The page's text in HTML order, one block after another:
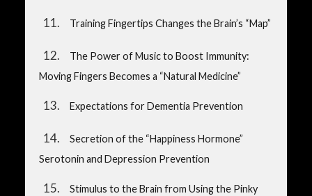
11 Training Fingertips Changes the Brain’s “Map”
12
The Power of Music to Boost Immunity:
Moving Fingers Becomes a “Natural Medicine”
13 Expectations for Dementia Prevention
14
Secretion of the “Happiness Hormone”
Serotonin and Depression Prevention
15
Stimulus to the Brain from Using the Pinky